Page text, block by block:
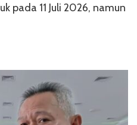
pada 11 Juli 2026, namun